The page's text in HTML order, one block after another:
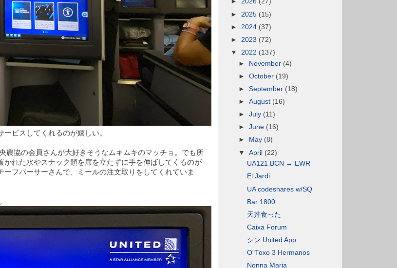
ビスしてくれるのが嬉しい。
協の会員さんが大好きそうなムキムキのマッチョ。でも所
れた水やスナック類を席を立たずに手を伸ばしてくるのが
フパーサーさんで、ミールの注文取りをしてくれていま
► 2025 (15)
► 2024 (37)
► 2023 (72)
▼ 2022 (137)
► November (4)
►October (19)
►September (18)
►August (16)
►July (11)
►June (16)
►
May (8)
▼April (22)
UA121 BCN → EWR
El Jardi
UA codeshares w/SQ
Bar 1800
天丼食った
Caixa Forum
シン United App
O"Toxo 3 Hermanos
Nonna Maria